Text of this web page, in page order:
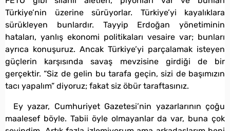
Türkiye’nin üzerine sürüyorlar. Türkiye’yi kayalıklara
sürükleyen bunlardır. Tayyip Erdoğan yönetiminin
hataları, yanlış ekonomi politikaları vesaire var; bunları
ayrıca konuşuruz. Ancak Türkiye’yi parçalamak isteyen
güçlerin karşısında savaş mevzisine girdiği de bir
gerçektir. “Siz de gelin bu tarafa geçin, sizi de başımızın
tacı yapalım” diyoruz; fakat siz öbür taraftasınız.
Ey yazar, Cumhuriyet Gazetesi’nin yazarlarının çoğu
maalesef böyle. Tabii öyle olmayanlar da var, buna çok